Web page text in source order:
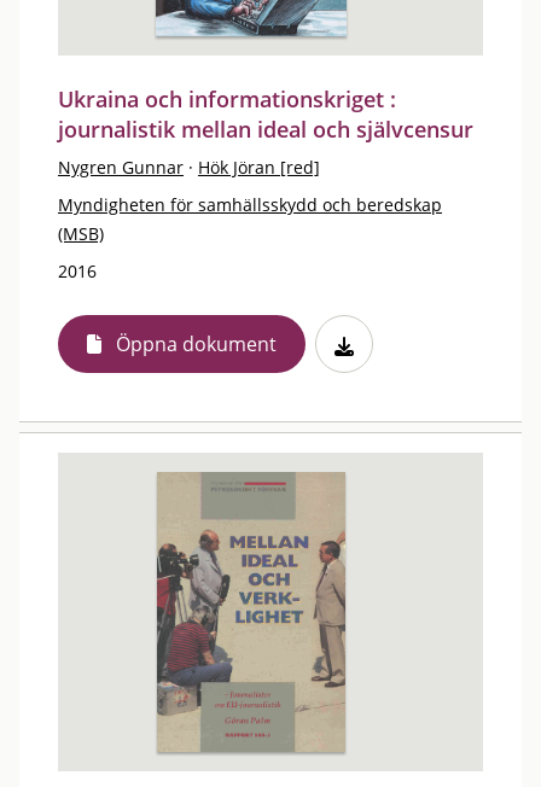
Ukraina och informationskriget :
journalistik mellan ideal och självcensur
Nygren Gunnar · Hök Jöran [red]
Myndigheten för samhällsskydd och beredskap
(MSB)
2016
Öppna dokument